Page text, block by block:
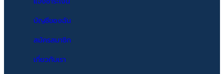
บัญชีของฉัน
สมัครสมาชิก
เกี่ยวกับเรา